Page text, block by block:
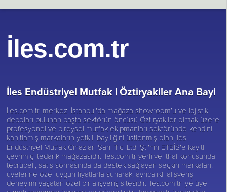
İles.com.tr
İles Endüstriyel Mutfak |Öztiryakiler Ana Bayi
İles.com.tr, merkezi İstanbul'da mağaza showroom’u ve lojistik
depoları bulunan başta sektörün öncüsü Öztiryakiler olmak üzere
profesyonel ve bireysel mutfak ekipmanları sektöründe kendini
kanıtlamış markaların yetkili bayiliğini üstlenmiş olan İles
Endüstriyel Mutfak Cihazları San. Tic. Ltd. Şti'nin ETBİS'e kayıtlı
çevrimiçi tedarik mağazasıdır. iles.com.tr yerli ve ithal konusunda
tecrübeli, satış sonrasında da destek sağlayan seçkin markaları,
üyelerine özel uygun fiyatlarla sunarak, ayrıcalıklı alışveriş
deneyimi yaşatan özel bir alışveriş sitesidir. iles.com.tr' ye üye